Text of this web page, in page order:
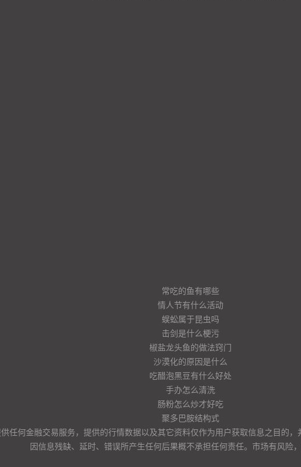
常吃的鱼有哪些
情人节有什么活动
蜈蚣属于昆虫吗
击剑是什么梗污
椒盐龙头鱼的做法窍门
沙漠化的原因是什么
吃醋泡黑豆有什么好处
手办怎么清洗
肠粉怎么炒才好吃
聚多巴胺结构式
任何金融交易服务，提供的行情数据以及其它资料仅作为用户获取信息之目的，
因信息残缺、延时、错误所产生任何后果概不承担任何责任。市场有风险，